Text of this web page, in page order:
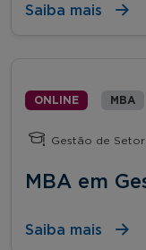
Saiba mais
ONLINE MBA
Gestão de
MBA em
Saiba mais